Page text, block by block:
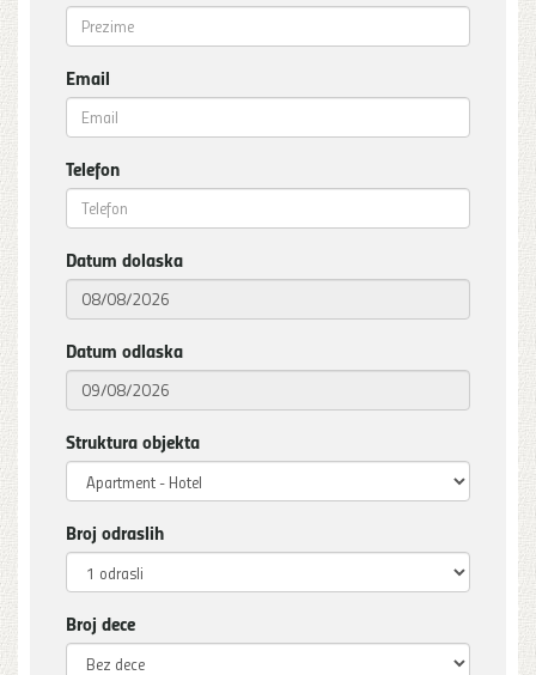
Email
Telefon
Datum dolaska
Datum odlaska
Struktura objekta
Broj odraslih
Broj dece